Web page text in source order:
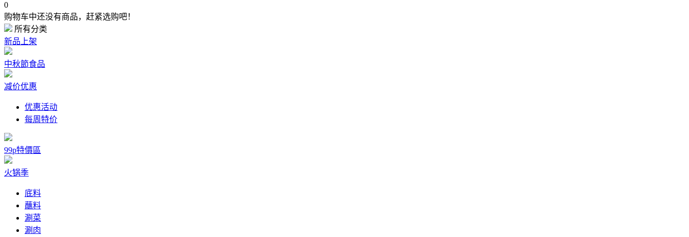
0
购物车中还没有商品，赶紧选购吧！
所有分类
新品上架
中秋節食品
减价优惠
优惠活动
每周特价
99p特價區
火锅季
底料
蘸料
涮菜
涮肉